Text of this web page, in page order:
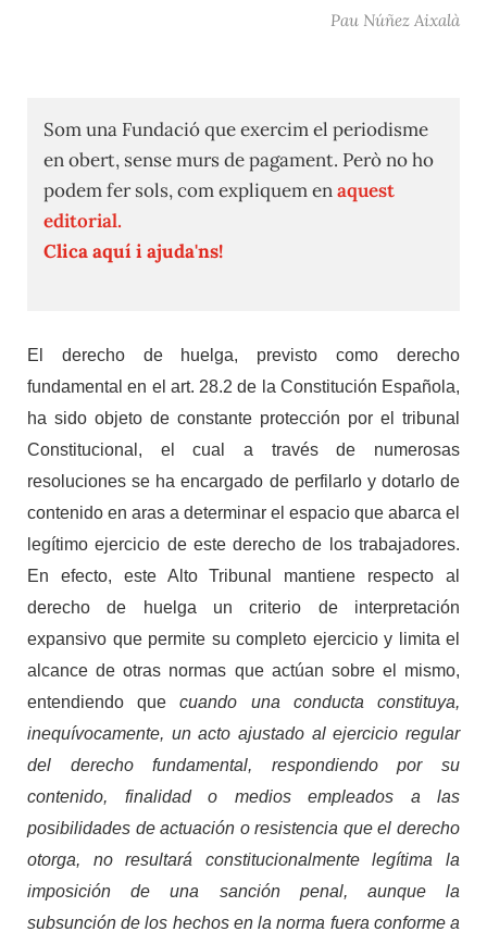
Pau Núñez Aixalà
Som una Fundació que exercim el periodisme
en obert, sense murs de pagament. Però no ho
podem fer sols, com expliquem enaquest
editorial.
Clica aquí i ajuda'ns!
El derecho de huelga, previsto como derecho
fundamental en el art. 28.2 de la Constitución Española,
ha sido objeto de constante protección por el tribunal
Constitucional, el cual a través de numerosas
resoluciones se ha encargado de perfilarlo y dotarlo de
contenido en aras a determinar el espacio que abarca el
legítimo ejercicio de este derecho de los trabajadores.
En efecto, este Alto Tribunal mantiene respecto al
derecho de huelga un criterio de interpretación
expansivo que permite su completo ejercicio y limita el
alcance de otras normas que actúan sobre el mismo,
entendiendo quecuando una conducta constituya,
inequívocamente, un acto ajustado al ejercicio regular
del derecho fundamental, respondiendo por su
contenido, finalidad o medios empleados a las
posibilidades de actuación o resistencia que el derecho
otorga, no resultará constitucionalmente legítima la
imposición de una sanción penal, aunque la
subsunción de los hechos en la norma fuera conforme a